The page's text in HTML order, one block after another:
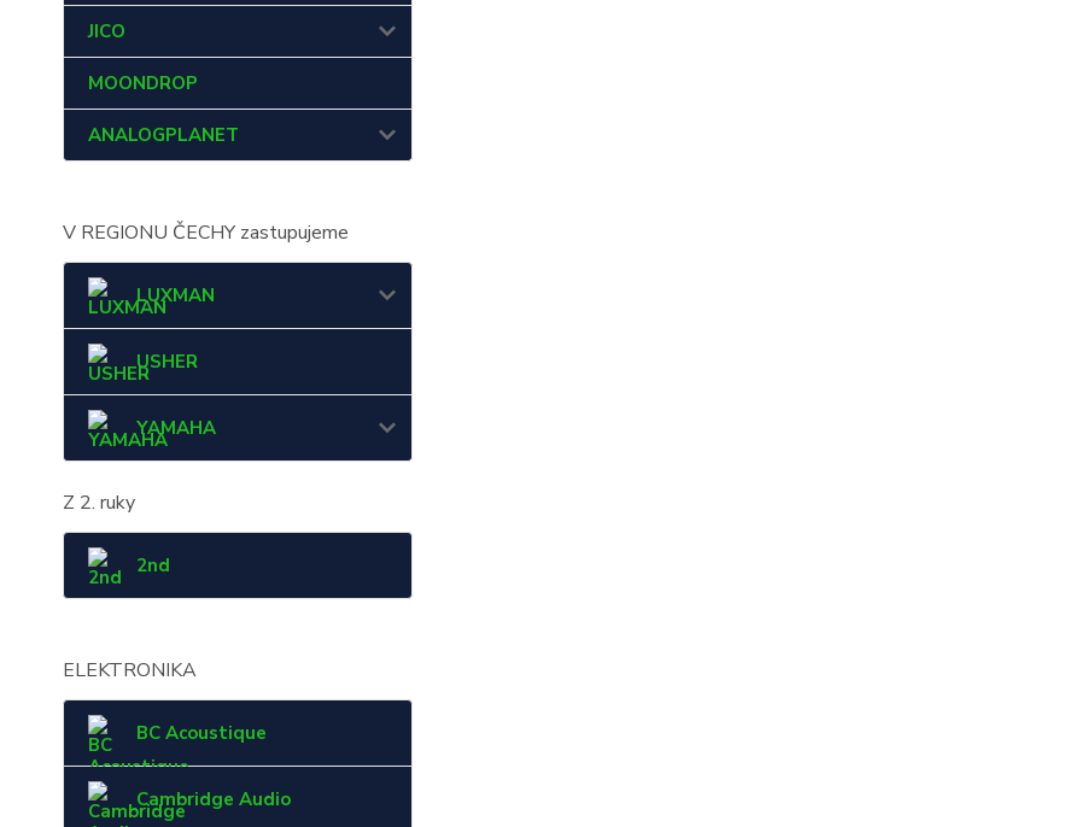
JICO
MOONDROP
ANALOGPLANET
V REGIONU ČECHY zastupujeme
LUXMAN
USHER
YAMAHA
Z 2. ruky
2nd
ELEKTRONIKA
BC Acoustique
Cambridge Audio